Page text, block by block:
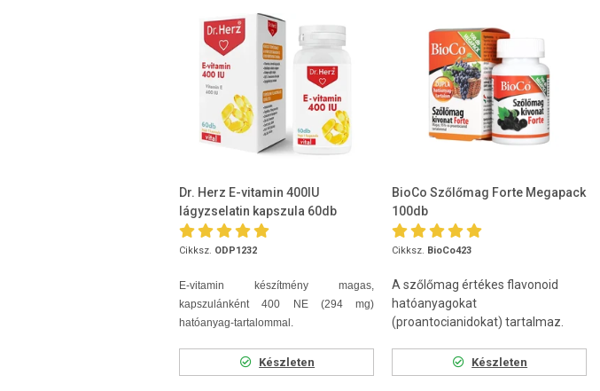
Dr. Herz E-vitamin 400IU
lágyzselatin kapszula 60db
Cikksz. ODP1232
E-vitamin készítmény magas,
kapszulánként 400 NE (294 mg)
hatóanyag-tartalommal.
Készleten
BioCo Szőlőmag Forte Megapack
100db
Cikksz. BioCo423
A szőlőmag értékes flavonoid
hatóanyagokat
(proantocianidokat) tartalmaz.
Készleten